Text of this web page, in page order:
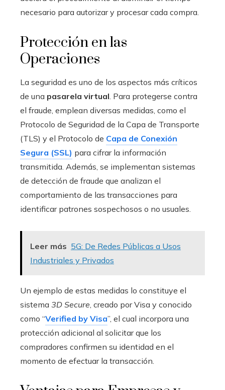
necesario para autorizar y procesar cada compra.
Protección en las
Operaciones
La seguridad es uno de los aspectos más críticos
de una pasarela virtual. Para protegerse contra
el fraude, emplean diversas medidas, como el
Protocolo de Seguridad de la Capa de Transporte
(TLS) y el Protocolo de Capa de Conexión
Segura (SSL) para cifrar la información
transmitida. Además, se implementan sistemas
de detección de fraude que analizan el
comportamiento de las transacciones para
identificar patrones sospechosos o no usuales.
Leer más 5G: De Redes Públicas a Usos
Industriales y Privados
Un ejemplo de estas medidas lo constituye el
sistema 3D Secure, creado por Visa y conocido
como “Verified by Visa”, el cual incorpora una
protección adicional al solicitar que los
compradores confirmen su identidad en el
momento de efectuar la transacción.